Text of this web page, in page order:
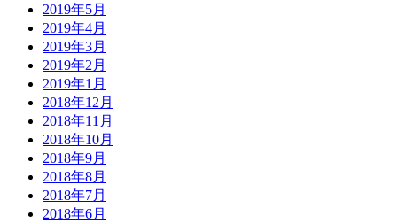
2019年5月
2019年4月
2019年3月
2019年2月
2019年1月
2018年12月
2018年11月
2018年10月
2018年9月
2018年8月
2018年7月
2018年6月